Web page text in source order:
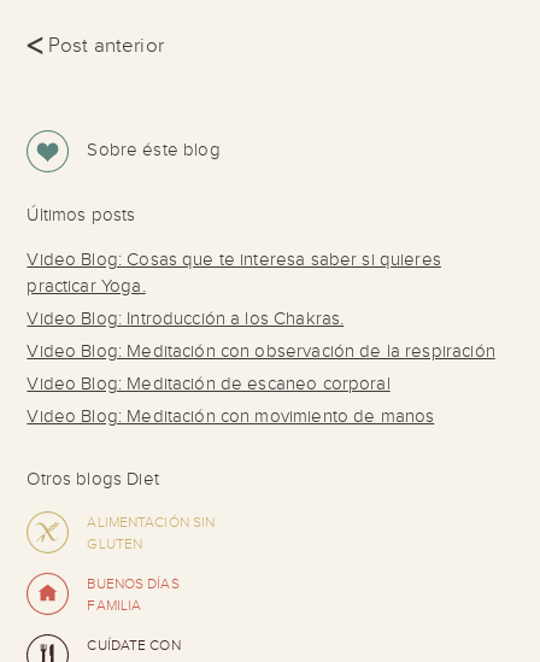
<Post anterior
Sobre éste blog
Últimos posts
Video Blog: Cosas que te interesa saber si quieres
practicar Yoga.
Video Blog: Introducción a los Chakras.
Video Blog: Meditación con observación de la respiración
Video Blog: Meditación de escaneo corporal
Video Blog: Meditación con movimiento de manos
Otros blogs Diet
ALIMENTACIÓN SIN
GLUTEN
BUENOS DÍAS
FAMILIA
CUÍDATE CON